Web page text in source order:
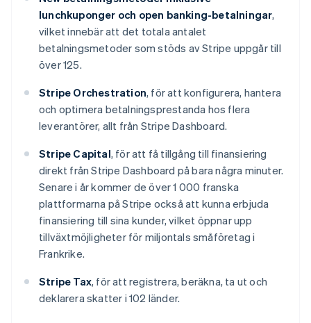
lunchkuponger och open banking-betalningar,
vilket innebär att det totala antalet
betalningsmetoder som stöds av Stripe uppgår till
över 125.
Stripe Orchestration, för att konfigurera, hantera
och optimera betalningsprestanda hos flera
leverantörer, allt från Stripe Dashboard.
Stripe Capital, för att få tillgång till finansiering
direkt från Stripe Dashboard på bara några minuter.
Senare i år kommer de över 1 000 franska
plattformarna på Stripe också att kunna erbjuda
finansiering till sina kunder, vilket öppnar upp
tillväxtmöjligheter för miljontals småföretag i
Frankrike.
Stripe Tax, för att registrera, beräkna, ta ut och
deklarera skatter i 102 länder.
Förenade Arabemiraten
English
Gibraltar
English
Grekland
Hongkong SAR, Kina
English简体中文
Indien
Irland
English
Italien
Italiano English
Japan
日本語English
Kanada
Français
Kroatien
Lettland
English